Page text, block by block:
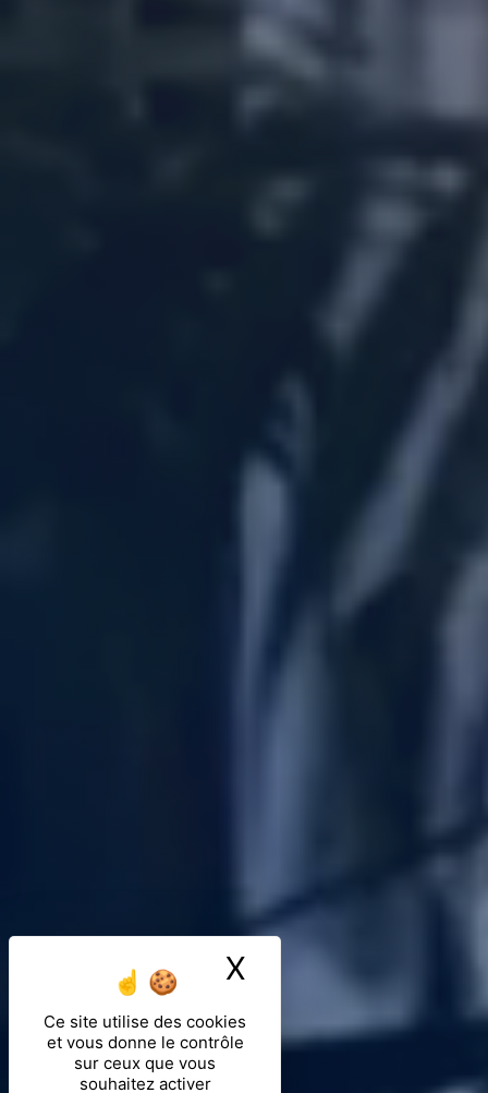
Ce site utilise des cookies
et vous donne le contrôle
sur ceux que vous
souhaitez activer
X Masquer le